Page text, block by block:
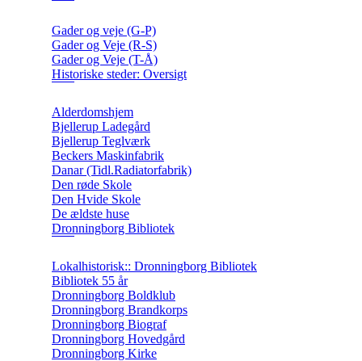
Gader og veje (G-P)
Gader og Veje (R-S)
Gader og Veje (T-Å)
Historiske steder: Oversigt
Alderdomshjem
Bjellerup Ladegård
Bjellerup Teglværk
Beckers Maskinfabrik
Danar (Tidl.Radiatorfabrik)
Den røde Skole
Den Hvide Skole
De ældste huse
Dronningborg Bibliotek
Lokalhistorisk:: Dronningborg Bibliotek
Bibliotek 55 år
Dronningborg Boldklub
Dronningborg Brandkorps
Dronningborg Biograf
Dronningborg Hovedgård
Dronningborg Kirke